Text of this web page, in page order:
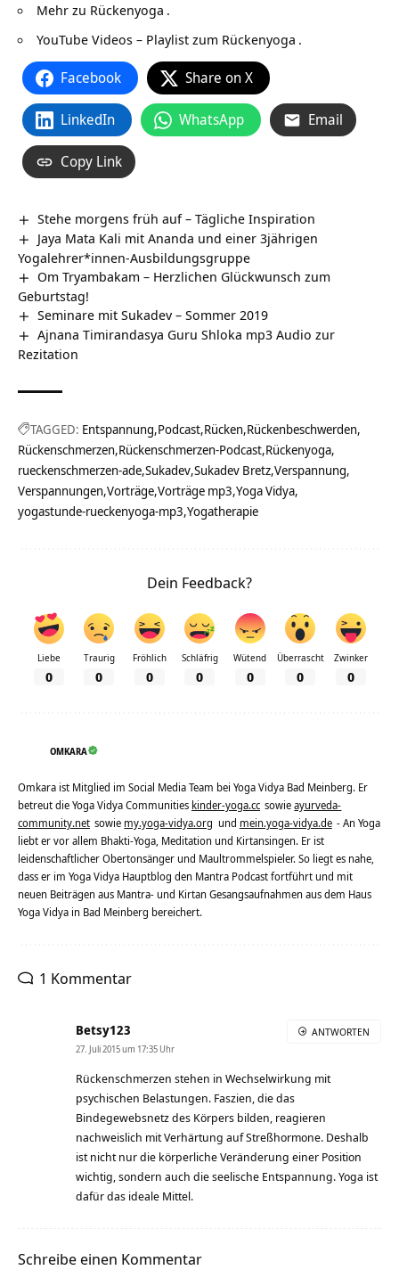
Mehr zu Rückenyoga .
YouTube Videos – Playlist zum Rückenyoga .
Facebook Share on X
LinkedIn WhatsApp Email
Copy Link
Stehe morgens früh auf – Tägliche Inspiration
Jaya Mata Kali mit Ananda und einer 3jährigen
Yogalehrer*innen-Ausbildungsgruppe
Om Tryambakam – Herzlichen Glückwunsch zum
Geburtstag!
Seminare mit Sukadev – Sommer 2019
Ajnana Timirandasya Guru Shloka mp3 Audio zur
Rezitation
TAGGED: Entspannung Podcast Rücken Rückenbeschwerden
Rückenschmerzen Rückenschmerzen-Podcast Rückenyoga
rueckenschmerzen-ade Sukadev Sukadev Bretz Verspannung
Verspannungen Vorträge Vorträge mp3 Yoga Vidya
yogastunde-rueckenyoga-mp3 Yogatherapie
Dein Feedback?
Liebe
0
Traurig
0
Fröhlich
0
Schläfrig
0
Wütend
0
Überrascht
0
Zwinker
0
OMKARA
Omkara ist Mitglied im Social Media Team bei Yoga Vidya Bad Meinberg. Er
betreut die Yoga Vidya Communities kinder-yoga.cc sowieayurveda-
community.net sowie my.yoga-vidya.org und mein.yoga-vidya.de - An Yoga
liebt er vor allem Bhakti-Yoga, Meditation und Kirtansingen. Er ist
leidenschaftlicher Obertonsänger und Maultrommelspieler. So liegt es nahe,
dass er im Yoga Vidya Hauptblog den Mantra Podcast fortführt und mit
neuen Beiträgen aus Mantra- und Kirtan Gesangsaufnahmen aus dem Haus
Yoga Vidya in Bad Meinberg bereichert.
1 Kommentar
Betsy123
27. Juli 2015 um 17:35 Uhr
Rückenschmerzen stehen in Wechselwirkung mit
psychischen Belastungen. Faszien, die das
Bindegewebsnetz des Körpers bilden, reagieren
nachweislich mit Verhärtung auf Streßhormone. Deshalb
ist nicht nur die körperliche Veränderung einer Position
wichtig, sondern auch die seelische Entspannung. Yoga ist
dafür das ideale Mittel.
ANTWORTEN
Schreibe einen Kommentar